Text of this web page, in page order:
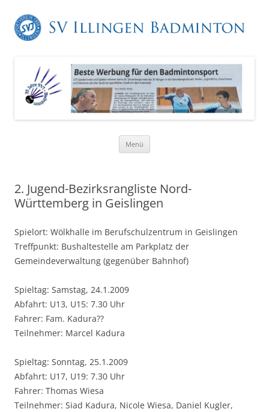
Menü
2. Jugend-Bezirksrangliste Nord-
Württemberg in Geislingen
Spielort: Wölkhalle im Berufschulzentrum in Geislingen
Treffpunkt: Bushaltestelle am Parkplatz der
Gemeindeverwaltung (gegenüber Bahnhof)
Spieltag: Samstag, 24.1.2009
Abfahrt: U13, U15: 7.30 Uhr
Fahrer: Fam. Kadura??
Teilnehmer: Marcel Kadura
Spieltag: Sonntag, 25.1.2009
Abfahrt: U17, U19: 7.30 Uhr
Fahrer: Thomas Wiesa
Teilnehmer: Siad Kadura, Nicole Wiesa, Daniel Kugler,